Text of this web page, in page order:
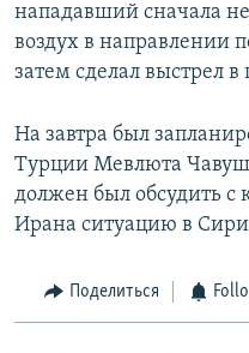
нападавший сначала
воздух в направлении
затем сделал выстрел в
На завтра был
Турции Мевлюта
должен был обсудить с
Ирана ситуацию в
Поделиться